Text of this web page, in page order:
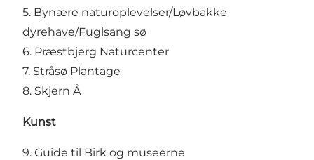
5. Bynære naturoplevelser/Løvbakke
dyrehave/Fuglsang sø
6. Præstbjerg Naturcenter
7. Stråsø Plantage
8. Skjern Å
Kunst
9. Guide til Birk og museerne